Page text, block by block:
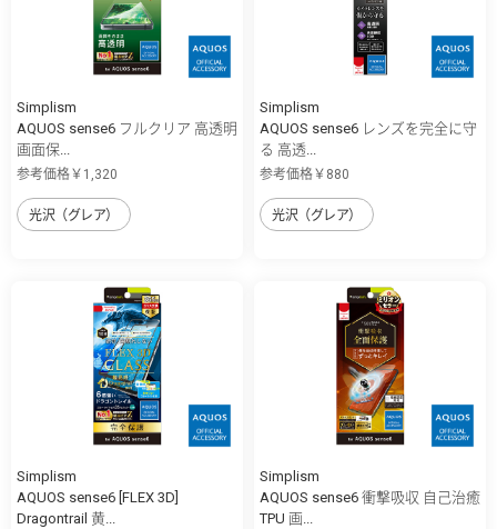
Simplism
AQUOS sense6 フルクリア 高透明
画面保...
参考価格￥1,320
光沢（グレア）
Simplism
AQUOS sense6 レンズを完全に守
る 高透...
参考価格￥880
光沢（グレア）
Simplism
AQUOS sense6 [FLEX 3D]
Dragontrail 黄...
Simplism
AQUOS sense6 衝撃吸収 自己治癒
TPU 画...